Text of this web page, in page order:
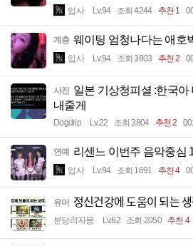
입사 Lv.94 조회 4244 추천 1
계층 웨이팅 엄청나다는 애호
입사 Lv.94 조회 3803 추천 2
사진 일본 기상청피셜 :한국아
내줄게
Dogdrip Lv.22 조회 3804 추천 2
연예 리센느 이번주 음악중심
입사 Lv.94 조회 1691 추천 4
유머 정신건강에 도움이 되는
분당리자몽 Lv.62 조회 2050 추천 4